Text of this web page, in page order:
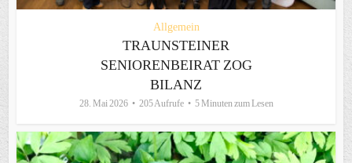
Allgemein
TRAUNSTEINER
SENIORENBEIRAT ZOG
BILANZ
28. Mai 2026 205 Aufrufe 5 Minuten zum Lesen